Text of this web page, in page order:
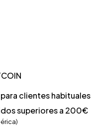
clientes habituales
superiores a 200€